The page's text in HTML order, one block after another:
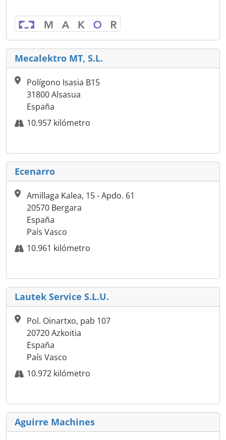
Mecalektro MT, S.L.
Polígono Isasia B15
31800 Alsasua
España
10.957 kilómetro
Ecenarro
Amillaga Kalea, 15 - Apdo. 61
20570 Bergara
España
País Vasco
10.961 kilómetro
Lautek Service S.L.U.
Pol. Oinartxo, pab 107
20720 Azkoitia
España
País Vasco
10.972 kilómetro
Aguirre Machines